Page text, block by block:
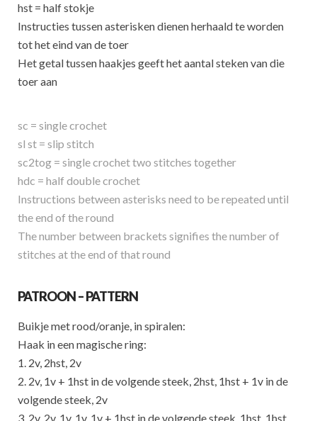
hst = half stokje
Instructies tussen asterisken dienen herhaald te worden
tot het eind van de toer
Het getal tussen haakjes geeft het aantal steken van die
toer aan
sc = single crochet
sl st = slip stitch
sc2tog = single crochet two stitches together
hdc = half double crochet
Instructions between asterisks need to be repeated until
the end of the round
The number between brackets signifies the number of
stitches at the end of that round
PATROON – PATTERN
Buikje met rood/oranje, in spiralen:
Haak in een magische ring:
1. 2v, 2hst, 2v
2. 2v, 1v + 1hst in de volgende steek, 2hst, 1hst + 1v in de
volgende steek, 2v
3. 2v, 2v, 1v, 1v, 1v + 1hst in de volgende steek, 1hst, 1hst,